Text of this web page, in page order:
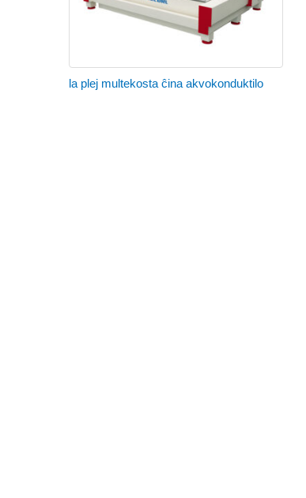
la plej multekosta ĉina akvokonduktilo